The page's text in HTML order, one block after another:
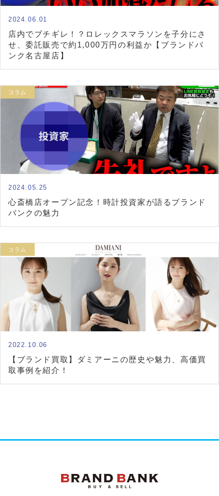
2024.06.01
店内でブチギレ！？ロレックスマラソンを子分にさ
せ、委託販売で約1,000万円の利益か【ブランドバ
ンク名古屋店】
コラム
2024.05.25
心斎橋店オープン記念！時計投資家が語るブランド
バンクの魅力
コラム
2022.10.06
【ブランド買取】ダミアーニの歴史や魅力、高価買
取事例を紹介！